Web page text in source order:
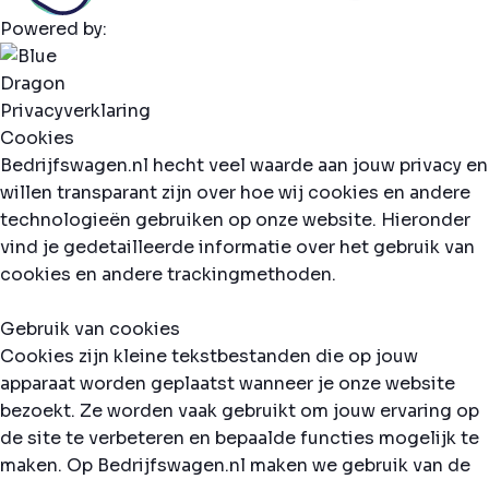
Powered by:
Privacyverklaring
Cookies
Bedrijfswagen.nl hecht veel waarde aan jouw privacy en
willen transparant zijn over hoe wij cookies en andere
technologieën gebruiken op onze website. Hieronder
vind je gedetailleerde informatie over het gebruik van
cookies en andere trackingmethoden.
Gebruik van cookies
Cookies zijn kleine tekstbestanden die op jouw
apparaat worden geplaatst wanneer je onze website
bezoekt. Ze worden vaak gebruikt om jouw ervaring op
de site te verbeteren en bepaalde functies mogelijk te
maken. Op Bedrijfswagen.nl maken we gebruik van de